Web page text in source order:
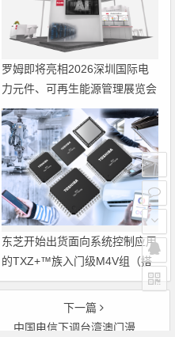
罗姆即将亮相2026深圳国际电
力元件、可再生能源管理展览会
暨研讨会
东芝开始出货面向系统控制应用
的TXZ+™族入门级M4V组（搭
载Arm Cortex‑M4内核的标准微
控制器）工程样品
下一篇
中国电信下调台湾澳门漫游服务资费标准